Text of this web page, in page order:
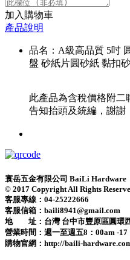
加入購物車
產品說明
品名：A級高品質 5吋
盤 砂紙片圓砂紙 黏扣
此產品為含稅價格附二
告知抬頭及統編，謝謝
寰岳五金有限公司 BaiLi Hardware
© 2017 Copyright All Rights
客服專線：04-25222666
客服信箱：baili8941@gmail.com
地 址：台灣 台中市豐原區圓環
營業時間： 週一至週五8：00am -17
購物官網：http://baili-